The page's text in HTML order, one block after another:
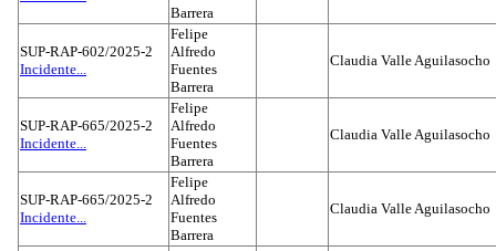
Barrera
SUP-RAP-602/2025-2
Incidente...
Felipe
Alfredo
Fuentes
Barrera
Claudia Valle Aguilasocho
SUP-RAP-665/2025-2
Incidente...
Felipe
Alfredo
Fuentes
Barrera
Claudia Valle Aguilasocho
SUP-RAP-665/2025-2
Incidente...
Felipe
Alfredo
Fuentes
Barrera
Claudia Valle Aguilasocho